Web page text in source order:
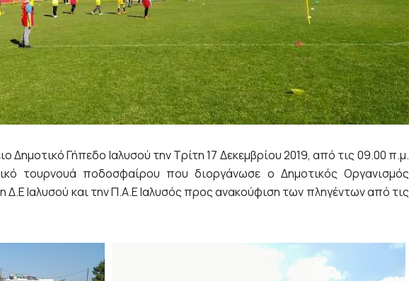
Δημοτικό Γήπεδο Ιαλυσού την Τρίτη 17 Δεκεμβρίου 2019, από τις 09.00 π.μ.
τουρνουά ποδοσφαίρου που διοργάνωσε ο Δημοτικός Οργανισμός
Δ.Ε Ιαλυσού και την Π.Α.Ε Ιαλυσός προς ανακούφιση των πληγέντων από τις